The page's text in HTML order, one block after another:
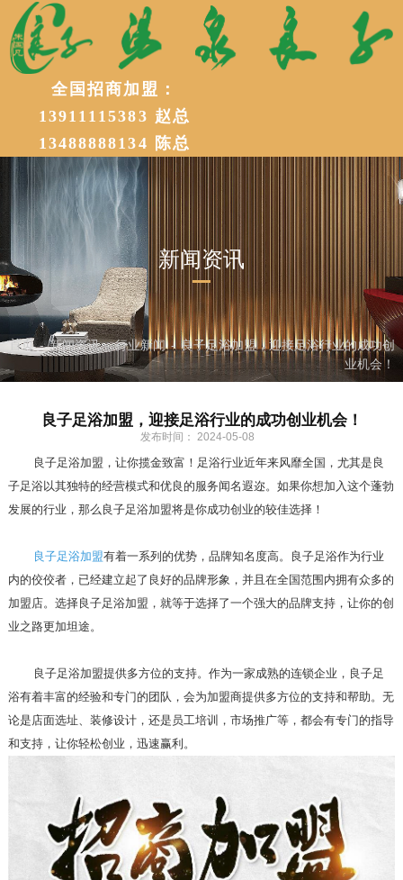
加盟电话：13911115383 赵总
13488888134 陈总
加盟电话： 18612391117
全国招商加盟：
13911115383 赵总
13488888134 陈总
新闻资讯
首页-新闻资讯 -行业新闻 - 良子足浴加盟，迎接足浴行业的成功创
业机会！
良子足浴加盟，迎接足浴行业的成功创业机会！
发布时间： 2024-05-08
良子足浴加盟，让你揽金致富！足浴行业近年来风靡全国，尤其是良
子足浴以其独特的经营模式和优良的服务闻名遐迩。如果你想加入这个蓬勃
发展的行业，那么良子足浴加盟将是你成功创业的较佳选择！
良子足浴加盟有着一系列的优势，品牌知名度高。良子足浴作为行业
内的佼佼者，已经建立起了良好的品牌形象，并且在全国范围内拥有众多的
加盟店。选择良子足浴加盟，就等于选择了一个强大的品牌支持，让你的创
业之路更加坦途。
良子足浴加盟提供多方位的支持。作为一家成熟的连锁企业，良子足
浴有着丰富的经验和专门的团队，会为加盟商提供多方位的支持和帮助。无
论是店面选址、装修设计，还是员工培训，市场推广等，都会有专门的指导
和支持，让你轻松创业，迅速赢利。